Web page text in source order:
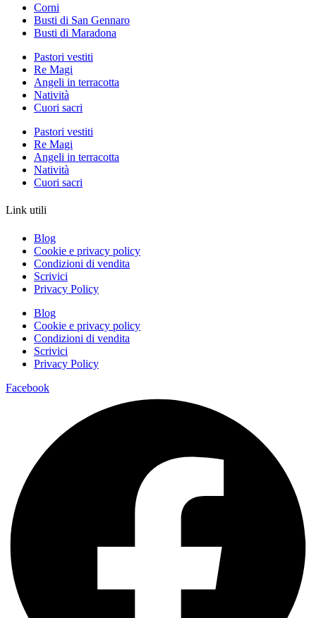
Corni
Busti di San Gennaro
Busti di Maradona
Pastori vestiti
Re Magi
Angeli in terracotta
Natività
Cuori sacri
Pastori vestiti
Re Magi
Angeli in terracotta
Natività
Cuori sacri
Link utili
Blog
Cookie e privacy policy
Condizioni di vendita
Scrivici
Privacy Policy
Blog
Cookie e privacy policy
Condizioni di vendita
Scrivici
Privacy Policy
Facebook